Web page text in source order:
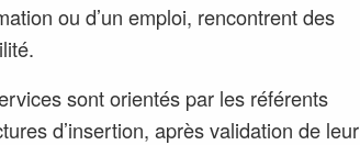
ou d’un emploi, rencontrent des
sont orientés par les référents
d’insertion, après validation de leur